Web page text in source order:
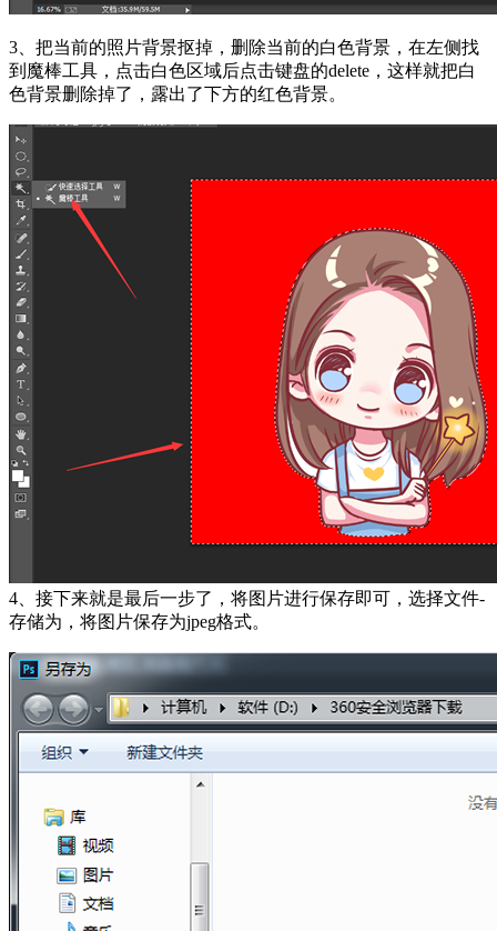
3、把当前的照片背景抠掉，删除当前的白色背景，在左侧找
到魔棒工具，点击白色区域后点击键盘的delete，这样就把白
色背景删除掉了，露出了下方的红色背景。
4、接下来就是最后一步了，将图片进行保存即可，选择文件-
存储为，将图片保存为jpeg格式。